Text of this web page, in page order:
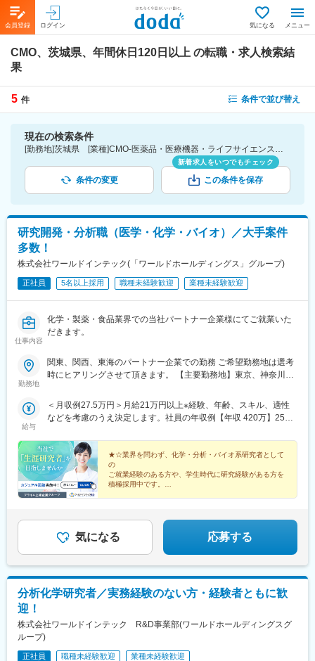
会員登録 ログイン 気になる メニュー
CMO、茨城県、年間休日120日以上 の転職・求人検索結
果
5 件 条件で並び替え
現在の検索条件
[勤務地]茨城県 [業種]CMO-医薬品・医療機器・ライフサイエンス・医療系サービス [こだわり条件ピックアップ]年間休日120日以上 [詳細条件](休日・働き方)年間休日120日以上
条件の変更
新着求人をいつでもチェック
この条件を保存
研究開発・分析職（医学・化学・バイオ）／大手案件
多数！
株式会社ワールドインテック(「ワールドホールディングス」グループ)
正社員 5名以上採用 職種未経験歓迎 業種未経験歓迎
仕事内容
化学・製薬・食品業界での当社パートナー企業様にてご就業いた
だきます。
勤務地
関東、関西、東海のパートナー企業での勤務 ご希望勤務地は選考
時にヒアリングさせて頂きます。 【主要勤務地】東京、神奈川、
岡、愛知＼NEW！エリア制度導入／全国でスキルを伸ばしたい方
も、好きな場所で研究をしたい方も、ご希望をお聞かせくださ
給与
＜月収例27.5万円＞月給21万円以上※経験、年齢、スキル、適性
などを考慮のうえ決定します。社員の年収例【年収 420万】25歳
収 750万】56歳
★☆業界を問わず、化学・分析・バイオ系研究者として
の
ご就業経験のある方や、学生時代に研究経験がある方を
積極採用中です。
ります。★☆
気になる 応募する
分析化学研究者／実務経験のない方・経験者ともに歓
迎！
株式会社ワールドインテック R&D事業部(ワールドホールディングスグ
ループ)
正社員 職種未経験歓迎 業種未経験歓迎